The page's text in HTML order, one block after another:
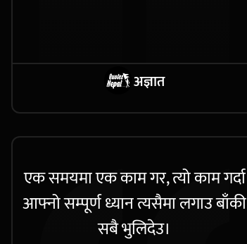
अज्ञात
एक समयमा एक काम गर, त्यो काम गर्दा
आफ्नो सम्पूर्ण ध्यान त्यसैमा लगाउ बाँकी
सबै भुलिदेउ।